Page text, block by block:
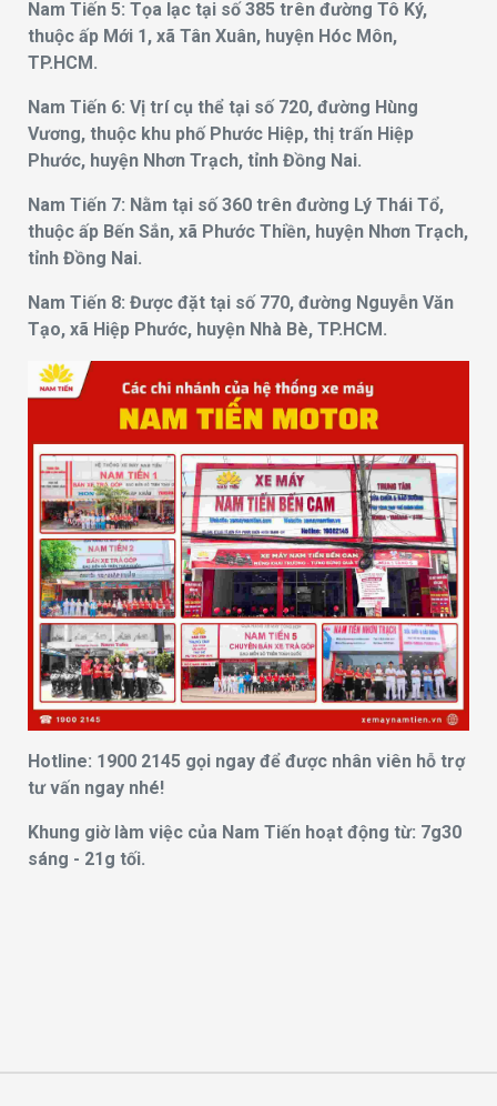
Nam Tiến 5: Tọa lạc tại số 385 trên đường Tô Ký,
thuộc ấp Mới 1, xã Tân Xuân, huyện Hóc Môn,
TP.HCM.
Nam Tiến 6: Vị trí cụ thể tại số 720, đường Hùng
Vương, thuộc khu phố Phước Hiệp, thị trấn Hiệp
Phước, huyện Nhơn Trạch, tỉnh Đồng Nai.
Nam Tiến 7: Nằm tại số 360 trên đường Lý Thái Tổ,
thuộc ấp Bến Sắn, xã Phước Thiền, huyện Nhơn Trạch,
tỉnh Đồng Nai.
Nam Tiến 8: Được đặt tại số 770, đường Nguyễn Văn
Tạo, xã Hiệp Phước, huyện Nhà Bè, TP.HCM.
Hotline: 1900 2145 gọi ngay để được nhân viên hỗ trợ
tư vấn ngay nhé!
Khung giờ làm việc của Nam Tiến hoạt động từ: 7g30
sáng - 21g tối.